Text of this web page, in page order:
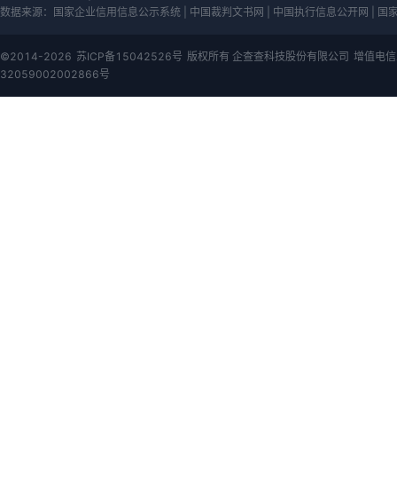
数据来源： 国家企业信用信息公示系统 | 中国裁判文书网 | 中国执行信息公开网 | 国
©2014-2026 苏ICP备15042526号 版权所有 企查查科技股份有限公司 增值电
32059002002866号